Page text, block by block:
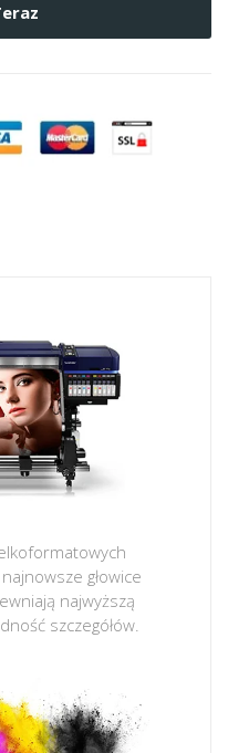
głowice
najwyższą
szczegółów.